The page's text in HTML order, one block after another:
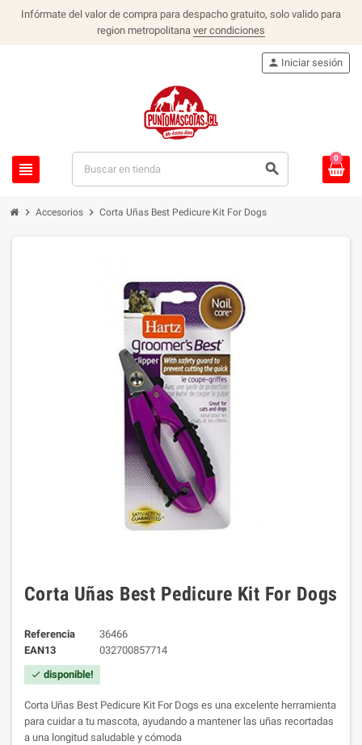
Infórmate del valor de compra para despacho gratuito, solo valido para
region metropolitana ver condiciones
view_headline search
person Iniciar sesión
0
chevron_right Accesorios chevron_right Corta Uñas Best Pedicure Kit For Dogs
Corta Uñas Best Pedicure Kit For Dogs
Referencia
36466
EAN13
032700857714
check disponible!
Corta Uñas Best Pedicure Kit For Dogs es una excelente herramienta
para cuidar a tu mascota, ayudando a mantener las uñas recortadas
a una longitud saludable y cómoda